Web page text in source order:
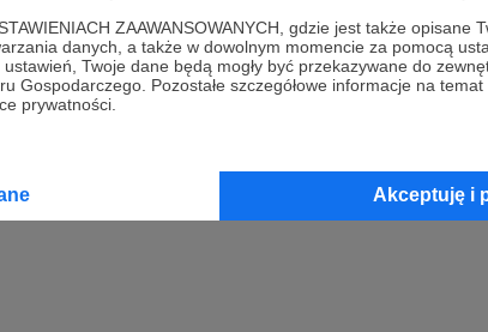
ZAAWANSOWANYCH, gdzie jest także opisane
danych, a także w dowolnym momencie za pomocą
Twoje dane będą mogły być przekazywane do
Gospodarczego. Pozostałe szczegółowe informacje na
prywatności.
Akceptuję i
działalność AutoraKwadrans Na Angielskijuż